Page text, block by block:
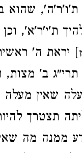
שהוא
ת'י'ר'א',
] יראת ה'
ב' מצות,
שאין מעלה
תצטרך
ממנה מה